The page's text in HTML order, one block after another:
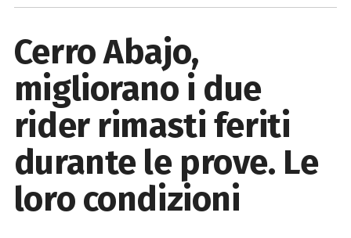
Cerro Abajo,
migliorano i due
rider rimasti feriti
durante le prove. Le
loro condizioni